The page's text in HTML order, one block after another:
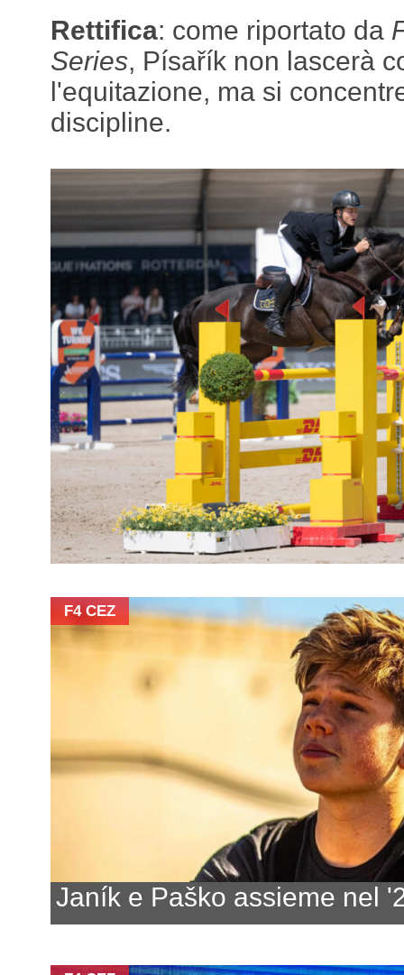
Rettifica: come riportato da
Series, Písařík non lascerà
l'equitazione, ma si
discipline.
F4 CEZ
Janík e Paško assieme nel